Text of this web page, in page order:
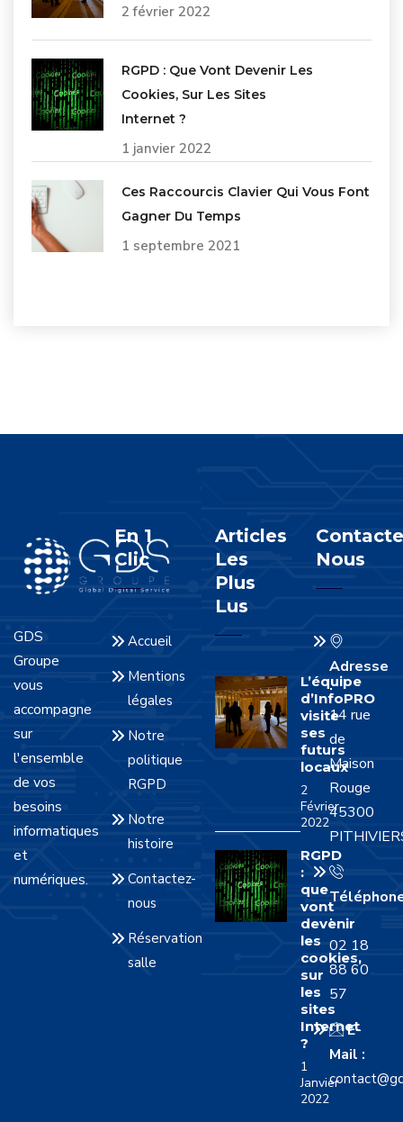
2 février 2022
RGPD : Que Vont Devenir Les
Cookies, Sur Les Sites
Internet ?
1 janvier 2022
Ces Raccourcis Clavier Qui Vous Font
Gagner Du Temps
1 septembre 2021
GDS
Groupe
vous
accompagne
sur
l'ensemble
de vos
besoins
informatiques
et
numériques.
En 1
Clic
Accueil
Mentions
légales
Notre
politique
RGPD
Notre
histoire
Contactez-
nous
Réservation
salle
Articles
Les
Plus
Lus
L’équipe
d’InfoPRO
visite
ses
futurs
locaux
2
Février
2022
RGPD
:
que
vont
devenir
les
cookies,
sur
les
sites
Internet
?
1
Janvier
2022
Nous
Adresse
:
14 rue
de
Maison
Rouge
45300
:
02 18
88 60
57
E-
Mail :